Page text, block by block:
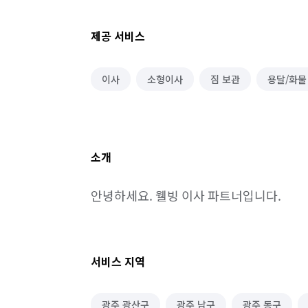
제공 서비스
이사 소형이사 짐 보관 용달/화
소개
안녕하세요. 웰빙 이사 파트너입니다.
서비스 지역
광주 광산구 광주 남구 광주 동구